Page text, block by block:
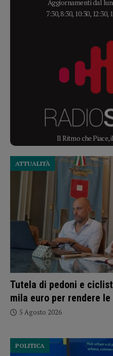
Aggiornamenti dal
7:30, 8:30, 10:30, 12:30,
Il Ritmo che Piace,
Tutela di pedoni e
mila euro per rendere
ATTUALITÀ
5 Agosto 2026
POLITICA